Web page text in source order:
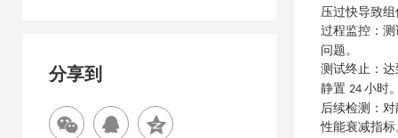
压过快导致
过程监控 ：
问题。
测试终止 ：
静置 24 小时
后续检测 ：
性能衰减指标
分享到